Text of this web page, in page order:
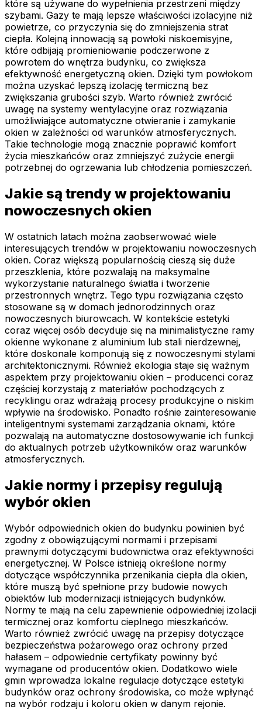
które są używane do wypełnienia przestrzeni między
szybami. Gazy te mają lepsze właściwości izolacyjne niż
powietrze, co przyczynia się do zmniejszenia strat
ciepła. Kolejną innowacją są powłoki niskoemisyjne,
które odbijają promieniowanie podczerwone z
powrotem do wnętrza budynku, co zwiększa
efektywność energetyczną okien. Dzięki tym powłokom
można uzyskać lepszą izolację termiczną bez
zwiększania grubości szyb. Warto również zwrócić
uwagę na systemy wentylacyjne oraz rozwiązania
umożliwiające automatyczne otwieranie i zamykanie
okien w zależności od warunków atmosferycznych.
Takie technologie mogą znacznie poprawić komfort
życia mieszkańców oraz zmniejszyć zużycie energii
potrzebnej do ogrzewania lub chłodzenia pomieszczeń.
Jakie są trendy w projektowaniu
nowoczesnych okien
W ostatnich latach można zaobserwować wiele
interesujących trendów w projektowaniu nowoczesnych
okien. Coraz większą popularnością cieszą się duże
przeszklenia, które pozwalają na maksymalne
wykorzystanie naturalnego światła i tworzenie
przestronnych wnętrz. Tego typu rozwiązania często
stosowane są w domach jednorodzinnych oraz
nowoczesnych biurowcach. W kontekście estetyki
coraz więcej osób decyduje się na minimalistyczne ramy
okienne wykonane z aluminium lub stali nierdzewnej,
które doskonale komponują się z nowoczesnymi stylami
architektonicznymi. Również ekologia staje się ważnym
aspektem przy projektowaniu okien – producenci coraz
częściej korzystają z materiałów pochodzących z
recyklingu oraz wdrażają procesy produkcyjne o niskim
wpływie na środowisko. Ponadto rośnie zainteresowanie
inteligentnymi systemami zarządzania oknami, które
pozwalają na automatyczne dostosowywanie ich funkcji
do aktualnych potrzeb użytkowników oraz warunków
atmosferycznych.
Jakie normy i przepisy regulują
wybór okien
Wybór odpowiednich okien do budynku powinien być
zgodny z obowiązującymi normami i przepisami
prawnymi dotyczącymi budownictwa oraz efektywności
energetycznej. W Polsce istnieją określone normy
dotyczące współczynnika przenikania ciepła dla okien,
które muszą być spełnione przy budowie nowych
obiektów lub modernizacji istniejących budynków.
Normy te mają na celu zapewnienie odpowiedniej izolacji
termicznej oraz komfortu cieplnego mieszkańców.
Warto również zwrócić uwagę na przepisy dotyczące
bezpieczeństwa pożarowego oraz ochrony przed
hałasem – odpowiednie certyfikaty powinny być
wymagane od producentów okien. Dodatkowo wiele
gmin wprowadza lokalne regulacje dotyczące estetyki
budynków oraz ochrony środowiska, co może wpłynąć
na wybór rodzaju i koloru okien w danym rejonie.